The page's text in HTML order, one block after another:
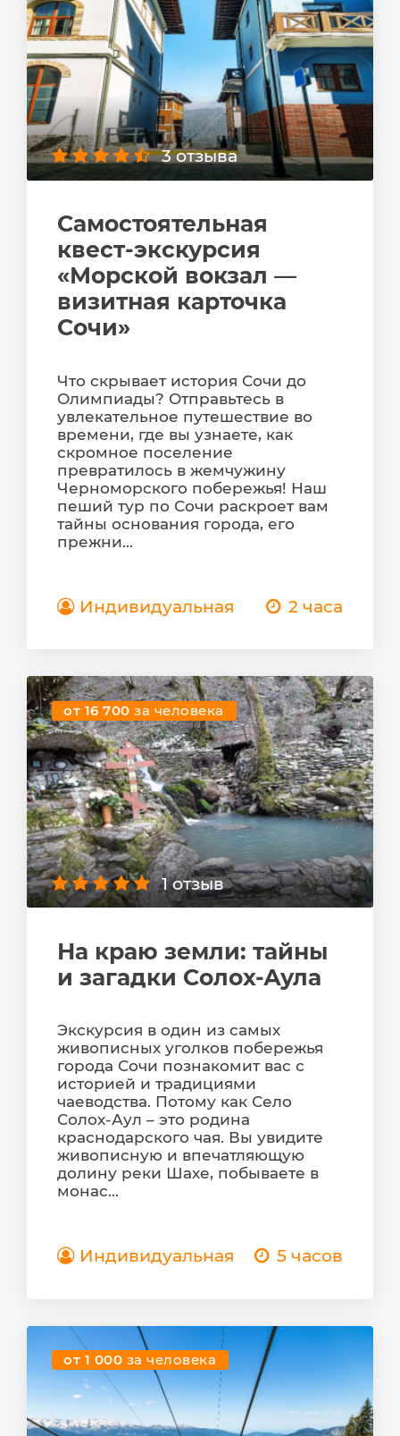
3 отзыва
Самостоятельная
квест-экскурсия
«Морской вокзал —
визитная карточка
Сочи»
Что скрывает история Сочи до
Олимпиады? Отправьтесь в
увлекательное путешествие во
времени, где вы узнаете, как
скромное поселение
превратилось в жемчужину
Черноморского побережья! Наш
пеший тур по Сочи раскроет вам
тайны основания города, его
прежни...
Индивидуальная 2 часа
от 16 700за человека
1 отзыв
На краю земли: тайны
и загадки Солох-Аула
Экскурсия в один из самых
живописных уголков побережья
города Сочи познакомит вас с
историей и традициями
чаеводства. Потому как Село
Солох-Аул – это родина
краснодарского чая. Вы увидите
живописную и впечатляющую
долину реки Шахе, побываете в
монас...
Индивидуальная 5 часов
от 1 000 за человека